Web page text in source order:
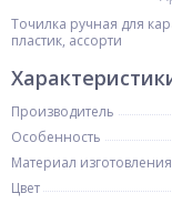
Точилка ручная для
пластик, ассорти
Производитель
Особенность
Материал изготовления
Цвет